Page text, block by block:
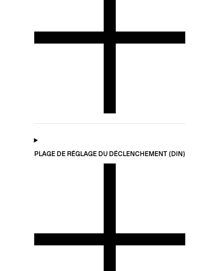
PLAGE DE RÉGLAGE DU DÉCLENCHEMENT (DIN)